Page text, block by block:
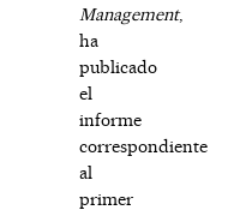
Management,
ha
publicado
el
informe
correspondiente
al
primer